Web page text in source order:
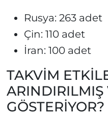
Rusya: 263 adet
Çin: 110 adet
İran: 100 adet
TAKVİM
ARINDIRILMIŞ
GÖSTERİYOR?